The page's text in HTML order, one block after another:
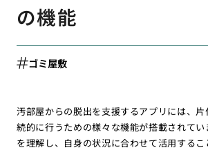
の機能
ゴミ屋敷
汚部屋からの脱出を支援するアプリには、
続的に行うための様々な機能が搭載されて
を理解し、自身の状況に合わせて活用する